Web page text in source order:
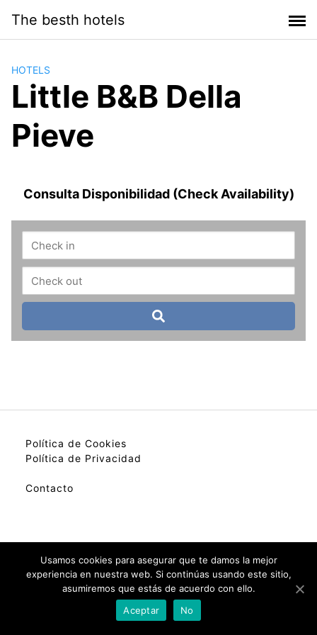
contenido
The besth hotels
HOTELS
Little B&B Della
Pieve
Consulta Disponibilidad (Check Availability)
Política de Cookies
Política de Privacidad
Contacto
Usamos cookies para asegurar que te damos la mejor
experiencia en nuestra web. Si continúas usando este sitio,
asumiremos que estás de acuerdo con ello.
Aceptar
No
Check Availability(Disponibilidad)